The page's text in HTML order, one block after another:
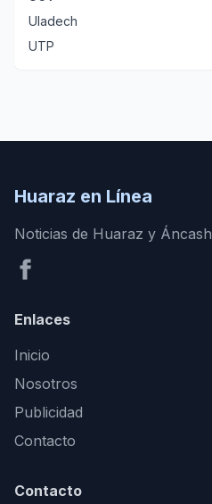
Uladech
UTP
Huaraz en Línea
Noticias de Huaraz y Áncash
Enlaces
Inicio
Nosotros
Publicidad
Contacto
Contacto